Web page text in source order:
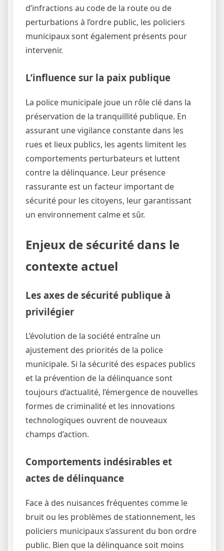
d’infractions au code de la route ou de
perturbations à l’ordre public, les policiers
municipaux sont également présents pour
intervenir.
L’influence sur la paix publique
La police municipale joue un rôle clé dans la
préservation de la tranquillité publique. En
assurant une vigilance constante dans les
rues et lieux publics, les agents limitent les
comportements perturbateurs et luttent
contre la délinquance. Leur présence
rassurante est un facteur important de
sécurité pour les citoyens, leur garantissant
un environnement calme et sûr.
Enjeux de sécurité dans le
contexte actuel
Les axes de sécurité publique à
privilégier
L’évolution de la société entraîne un
ajustement des priorités de la police
municipale. Si la sécurité des espaces publics
et la prévention de la délinquance sont
toujours d’actualité, l’émergence de nouvelles
formes de criminalité et les innovations
technologiques ouvrent de nouveaux
champs d’action.
Comportements indésirables et
actes de délinquance
Face à des nuisances fréquentes comme le
bruit ou les problèmes de stationnement, les
policiers municipaux s’assurent du bon ordre
public. Bien que la délinquance soit moins